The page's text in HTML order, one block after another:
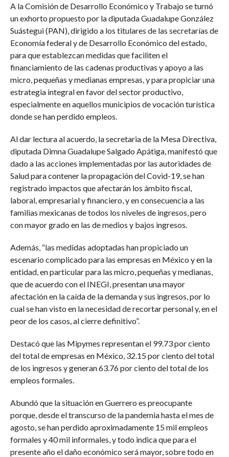
A la Comisión de Desarrollo Económico y Trabajo se turnó
un exhorto propuesto por la diputada Guadalupe González
Suástegui (PAN), dirigido a los titulares de las secretarías de
Economía federal y de Desarrollo Económico del estado,
para que establezcan medidas que faciliten el
financiamiento de las cadenas productivas y apoyo a las
micro, pequeñas y medianas empresas, y para propiciar una
estrategia integral en favor del sector productivo,
especialmente en aquellos municipios de vocación turística
donde se han perdido empleos.
Al dar lectura al acuerdo, la secretaria de la Mesa Directiva,
diputada Dimna Guadalupe Salgado Apátiga, manifestó que
dado a las acciones implementadas por las autoridades de
Salud para contener la propagación del Covid-19, se han
registrado impactos que afectarán los ámbito fiscal,
laboral, empresarial y financiero, y en consecuencia a las
familias mexicanas de todos los niveles de ingresos, pero
con mayor grado en las de medios y bajos ingresos.
Además, “las medidas adoptadas han propiciado un
escenario complicado para las empresas en México y en la
entidad, en particular para las micro, pequeñas y medianas,
que de acuerdo con el INEGI, presentan una mayor
afectación en la caída de la demanda y sus ingresos, por lo
cual se han visto en la necesidad de recortar personal y, en el
peor de los casos, al cierre definitivo”.
Destacó que las Mipymes representan el 99.73 por ciento
del total de empresas en México, 32.15 por ciento del total
de los ingresos y generan 63.76 por ciento del total de los
empleos formales.
Abundó que la situación en Guerrero es preocupante
porque, desde el transcurso de la pandemia hasta el mes de
agosto, se han perdido aproximadamente 15 mil empleos
formales y 40 mil informales, y todo indica que para el
presente año el daño económico será mayor, sobre todo en